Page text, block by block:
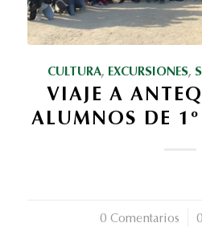
CULTURA, EXCURSIONES,
VIAJE A
ALUMNOS DE 1º
0 Comentarios
/